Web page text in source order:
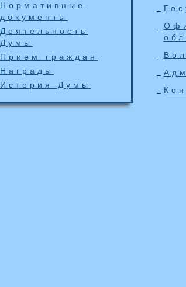
Нормативные
документы
Деятельность
Думы
Прием граждан
Награды
История Думы